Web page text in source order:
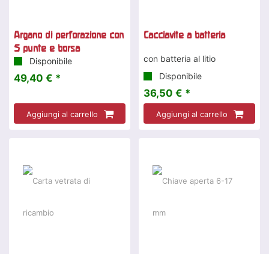
Argano di perforazione con
5 punte e borsa
Disponibile
49,40 € *
Aggiungi al carrello
Cacciavite a batteria
con batteria al litio
Disponibile
36,50 € *
Aggiungi al carrello